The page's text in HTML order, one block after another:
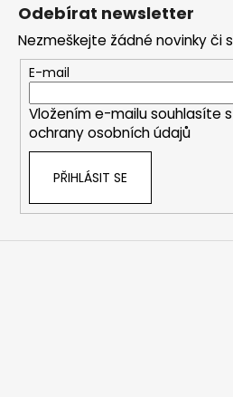
p
r
k
y
s
Odebírat newsletter
Nezmeškejte žádné novinky či
E-mail
Vložením e-mailu souhlasíte s
ochrany osobních údajů
PŘIHLÁSIT SE